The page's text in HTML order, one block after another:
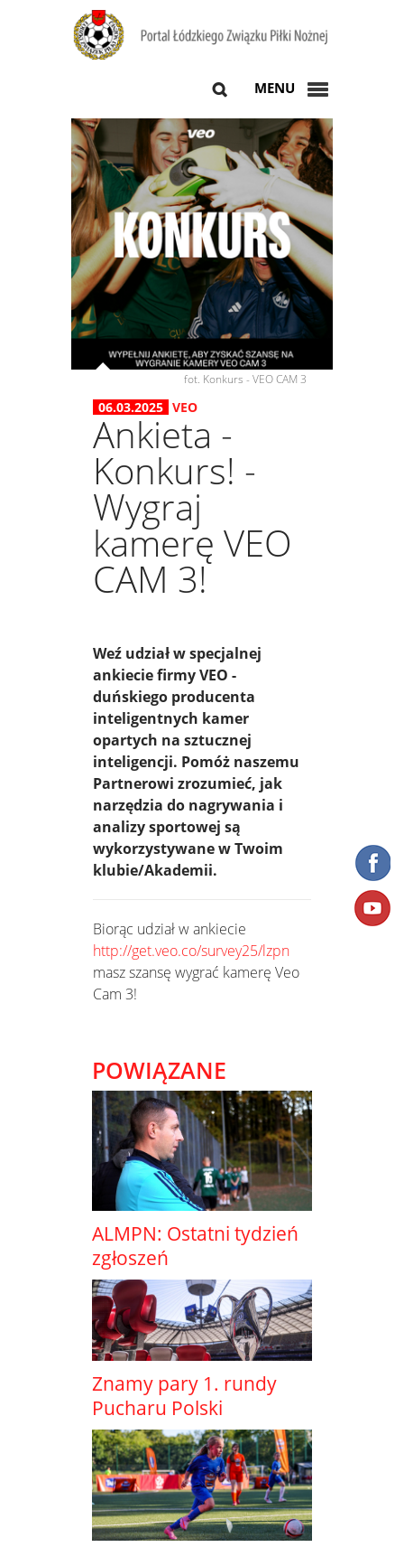
MENU
fot. Konkurs - VEO CAM 3
06.03.2025 VEO
Ankieta -
Konkurs! -
Wygraj
kamerę VEO
CAM 3!
Weź udział w specjalnej
ankiecie firmy VEO -
duńskiego producenta
inteligentnych kamer
opartych na sztucznej
inteligencji. Pomóż naszemu
Partnerowi zrozumieć, jak
narzędzia do nagrywania i
analizy sportowej są
wykorzystywane w Twoim
klubie/Akademii.
Biorąc udział w ankiecie
http://get.veo.co/survey25/lzpn
masz szansę wygrać kamerę Veo
Cam 3!
POWIĄZANE
ALMPN: Ostatni tydzień
zgłoszeń
Znamy pary 1. rundy
Pucharu Polski